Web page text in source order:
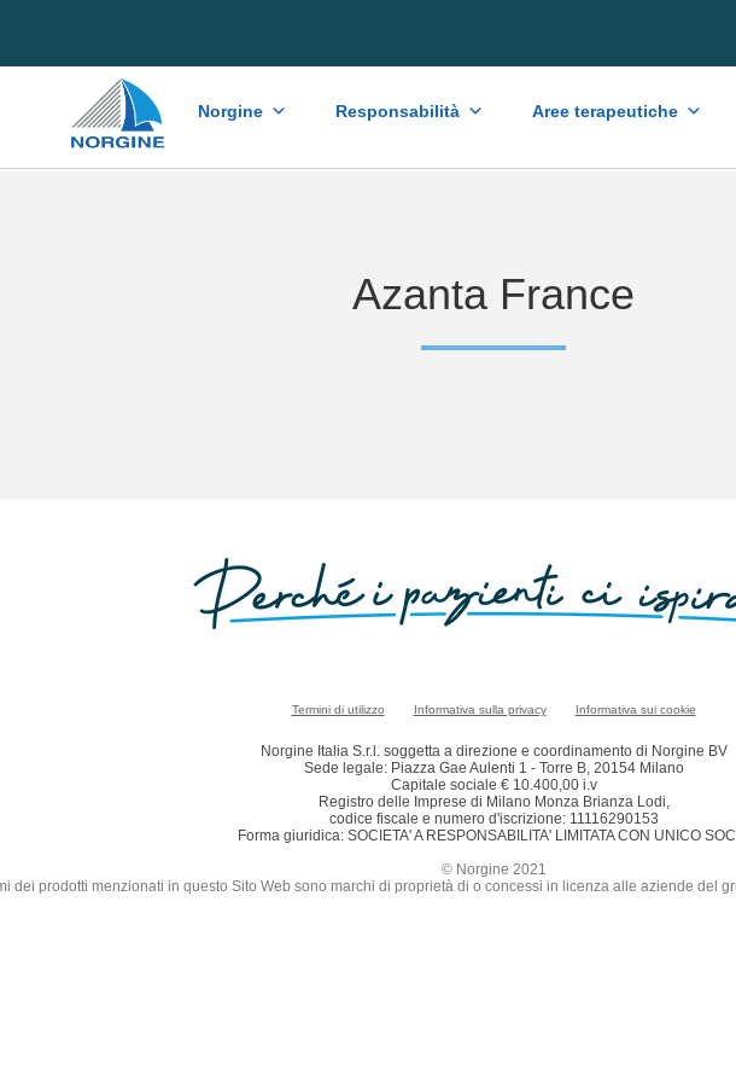
Home Norgine Responsabilità Aree terapeutiche
Azanta France
Termini di utilizzo Informativa sulla privacy Informativa sui cookie
Norgine Italia S.r.l. soggetta a direzione e coordinamento di Norgine BV
Sede legale: Piazza Gae Aulenti 1 - Torre B, 20154 Milano
Capitale sociale € 10.400,00 i.v
Registro delle Imprese di Milano Monza Brianza Lodi,
codice fiscale e numero d'iscrizione: 11116290153
Forma giuridica: SOCIETA' A RESPONSABILITA' LIMITATA CON UNICO
© Norgine 2021
dei prodotti menzionati in questo Sito Web sono marchi di proprietà di o concessi in licenza alle aziende del